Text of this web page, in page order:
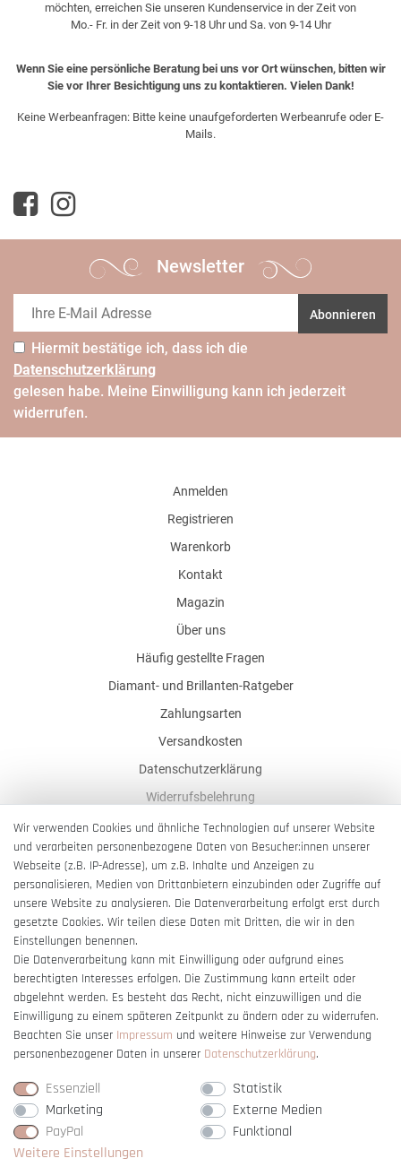
möchten, erreichen Sie unseren Kundenservice in der Zeit von
Mo.- Fr. in der Zeit von 9-18 Uhr und Sa. von 9-14 Uhr
Wenn Sie eine persönliche Beratung bei uns vor Ort wünschen, bitten wir
Sie vor Ihrer Besichtigung uns zu kontaktieren. Vielen Dank!
Keine Werbeanfragen: Bitte keine unaufgeforderten Werbeanrufe oder E-
Mails.
Newsletter
Abonnieren
Hiermit bestätige ich, dass ich die
Daten­schutz­erklärung
gelesen habe. Meine Einwilligung kann ich jederzeit
widerrufen.
Anmelden
Registrieren
Warenkorb
Kontakt
Magazin
Über uns
Häufig gestellte Fragen
Diamant- und Brillanten-Ratgeber
Zahlungsarten
Versandkosten
Datenschutzerklärung
Widerrufsbelehrung
AGB
Impressum
Barrierefreiheitserklärung
Vertrag widerrufen
Wir verwenden Cookies und ähnliche Technologien auf unserer Website
und verarbeiten personenbezogene Daten von Besucher:innen unserer
Webseite (z.B. IP-Adresse), um z.B. Inhalte und Anzeigen zu
personalisieren, Medien von Drittanbietern einzubinden oder Zugriffe auf
unsere Website zu analysieren. Die Datenverarbeitung erfolgt erst durch
gesetzte Cookies. Wir teilen diese Daten mit Dritten, die wir in den
Einstellungen benennen.
Die Datenverarbeitung kann mit Einwilligung oder aufgrund eines
berechtigten Interesses erfolgen. Die Zustimmung kann erteilt oder
abgelehnt werden. Es besteht das Recht, nicht einzuwilligen und die
Einwilligung zu einem späteren Zeitpunkt zu ändern oder zu widerrufen.
Beachten Sie unser Impressum und weitere Hinweise zur Verwendung
personenbezogener Daten in unserer Daten­schutz­erklärung.
Essenziell
Statistik
Marketing
Externe Medien
PayPal
Funktional
Weitere Einstellungen